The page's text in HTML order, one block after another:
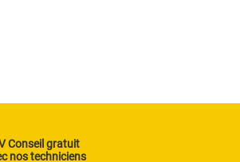
Conseil gratuit
nos techniciens